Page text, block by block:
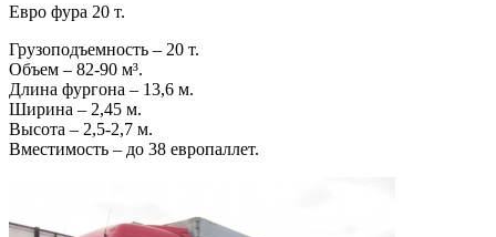
Евро фура 20 т.
Грузоподъемность – 20 т.
Объем – 82-90 м³.
Длина фургона – 13,6 м.
Ширина – 2,45 м.
Высота – 2,5-2,7 м.
Вместимость – до 38 европаллет.